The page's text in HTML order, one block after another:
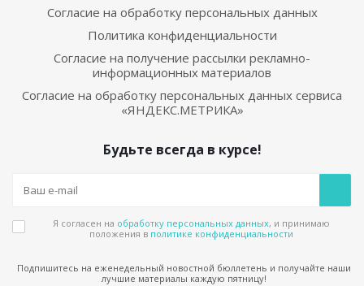
Согласие на обработку персональных данных
Политика конфиденциальности
Согласие на получение рассылки рекламно-
информационных материалов
Согласие на обработку персональных данных сервиса
«ЯНДЕКС.МЕТРИКА»
Будьте всегда в курсе!
Я согласен на обработку персональных данных, и принимаю
положения в политике конфиденциальности
Подпишитесь на еженедельный новостной бюллетень и получайте наши
лучшие материалы каждую пятницу!